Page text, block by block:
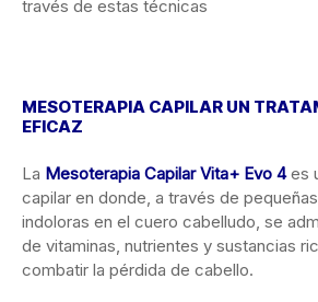
través de estas técnicas
MESOTERAPIA CAPILAR UN
EFICAZ
La Mesoterapia Capilar Vita+ Evo 4 es
capilar en donde, a través de
indoloras en el cuero cabelludo, se
de vitaminas, nutrientes y sustancias
combatir la pérdida de cabello.